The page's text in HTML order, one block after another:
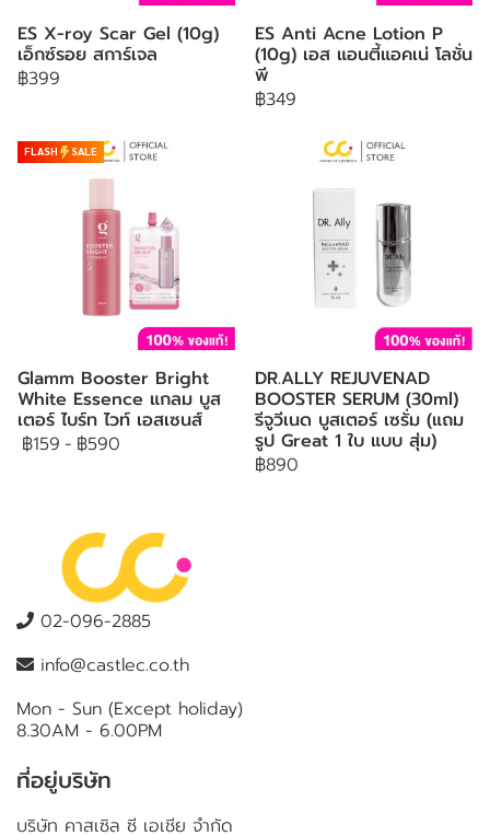
ES X-roy Scar Gel (10g)
เอ็กซ์รอย สการ์เจล
฿399
ES Anti Acne Lotion P
(10g) เอส แอนตี้แอคเน่ โลชั่น
พี
฿349
FLASH SALE
Glamm Booster Bright
White Essence แกลม บูส
เตอร์ ไบร์ท ไวท์ เอสเซนส์
฿159 - ฿590
DR.ALLY REJUVENAD
BOOSTER SERUM (30ml)
รีจูวีเนด บูสเตอร์ เซรั่ม (แถม
รูป Great 1 ใบ แบบ สุ่ม)
฿890
02-096-2885
info@castlec.co.th
Mon - Sun (Except holiday)
8.30AM - 6.00PM
ที่อยู่บริษัท
บริษัท คาสเซิล ซี เอเชีย จำกัด